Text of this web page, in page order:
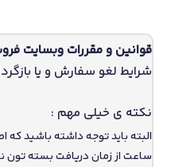
قوانین و مقررات وبسایت
شرایط لغو سفارش و یا
نکته ی خیلی مهم :
ساعت از زمان دریافت بسته